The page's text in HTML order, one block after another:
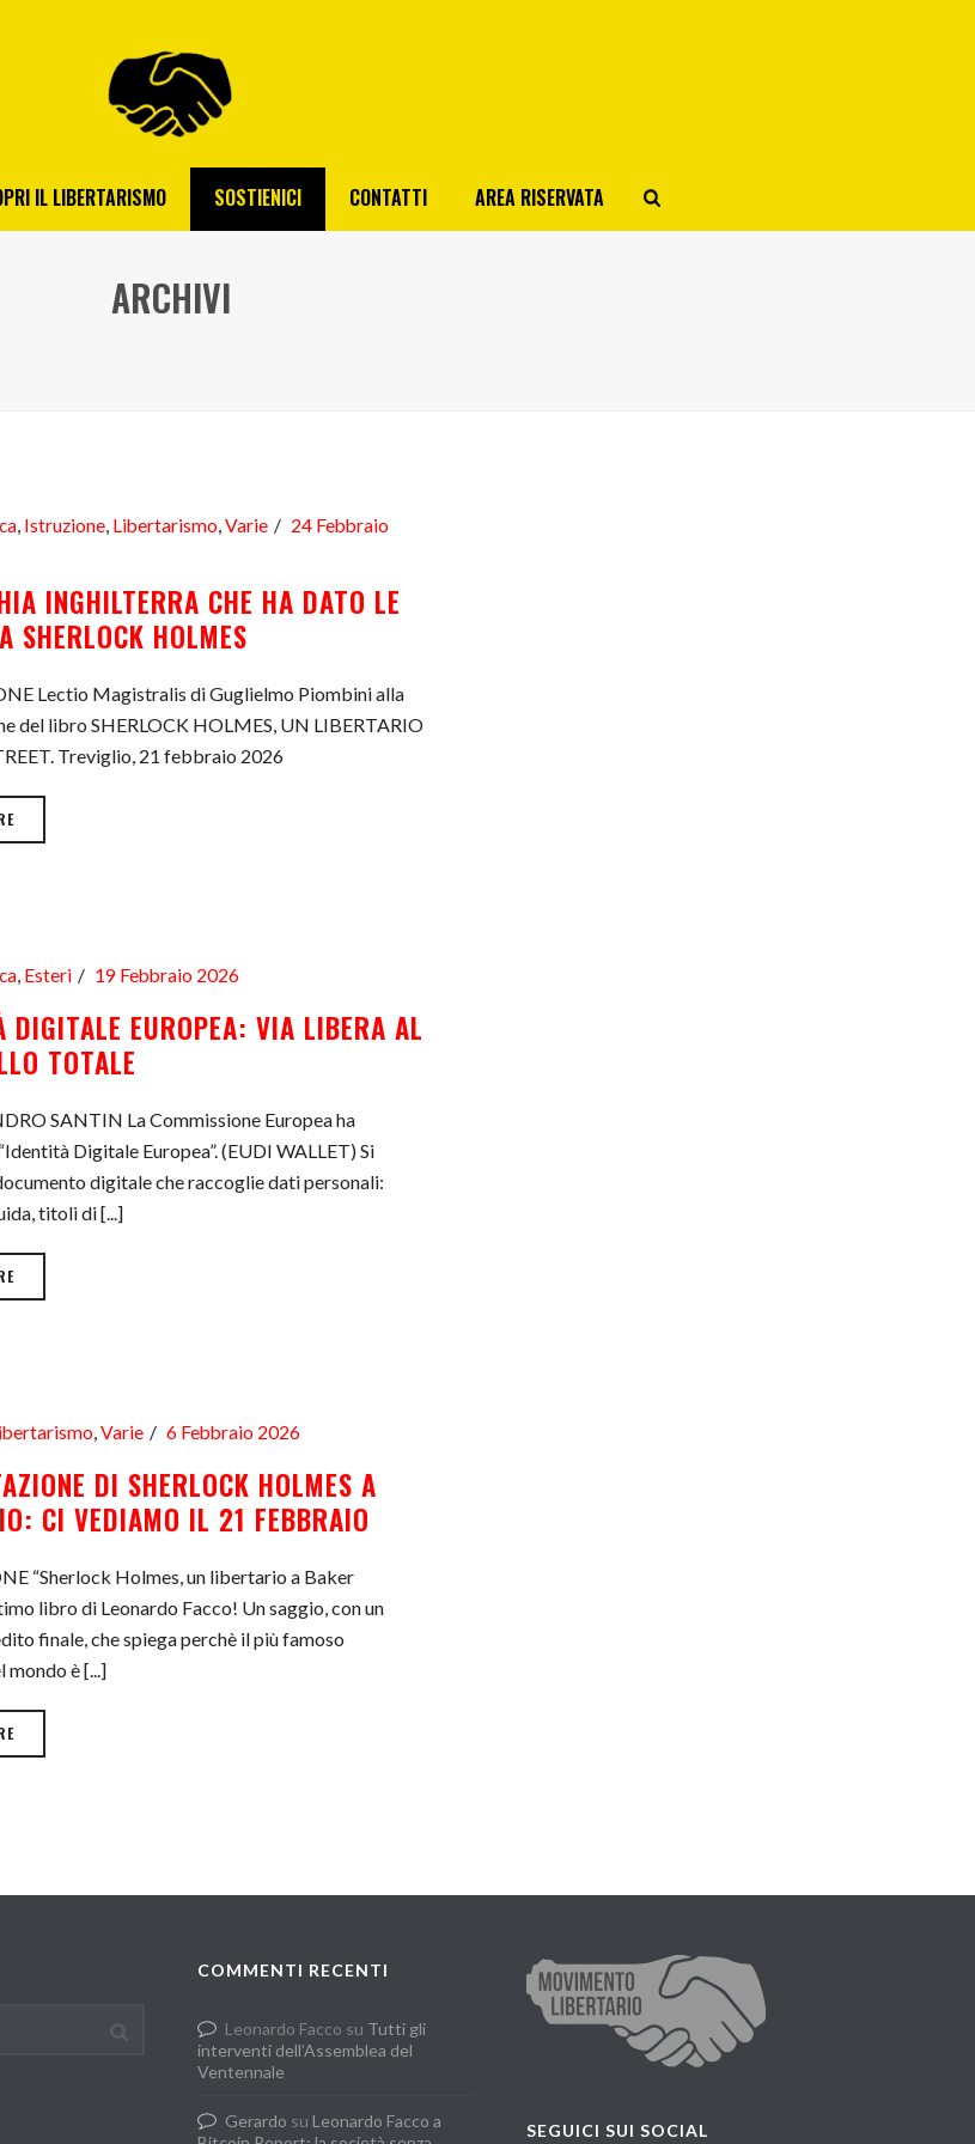
IL LIBERTARISMO SOSTIENICI CONTATTI AREA RISERVATA
ARCHIVI
, Istruzione, Libertarismo,Varie
24 Febbraio
INGHILTERRA CHE HA DATO LE
SHERLOCK HOLMES
Lectio Magistralis di Guglielmo Piombini alla
del libro SHERLOCK HOLMES, UN LIBERTARIO
Treviglio, 21 febbraio 2026
, Esteri 19 Febbraio 2026
DIGITALE EUROPEA: VIA LIBERA AL
TOTALE
SANTIN La Commissione Europea ha
Digitale Europea”. (EUDI WALLET) Si
digitale che raccoglie dati personali:
titoli di [...]
,Varie 6 Febbraio 2026
DI SHERLOCK HOLMES A
CI VEDIAMO IL 21 FEBBRAIO
“Sherlock Holmes, un libertario a Baker
libro di Leonardo Facco! Un saggio, con un
finale, che spiega perchè il più famoso
mondo è [...]
COMMENTI RECENTI
Leonardo Facco su Tutti gli
interventi dell’Assemblea del
Ventennale
Gerardo su Leonardo Facco a
SEGUICI SUI SOCIAL